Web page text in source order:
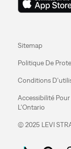
Sitemap
Politique De
Conditions
Accessibilité
L'Ontario
© 2025 LEVI